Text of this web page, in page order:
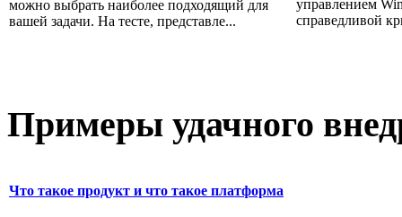
можно выбрать наиболее подходящий для
вашей задачи. На тесте, представле...
управлением
справедливой
Примеры удачного
Что такое продукт и что такое платформа